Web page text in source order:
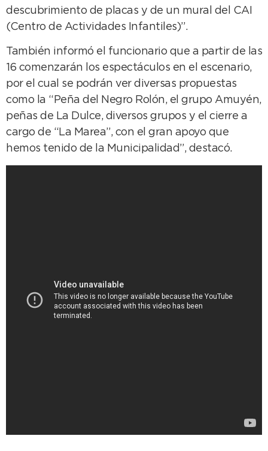
descubrimiento de placas y de un mural del CAI
(Centro de Actividades Infantiles)”.
También informó el funcionario que a partir de las
16 comenzarán los espectáculos en el escenario,
por el cual se podrán ver diversas propuestas
como la “Peña del Negro Rolón, el grupo Amuyén,
peñas de La Dulce, diversos grupos y el cierre a
cargo de “La Marea”, con el gran apoyo que
hemos tenido de la Municipalidad”, destacó.